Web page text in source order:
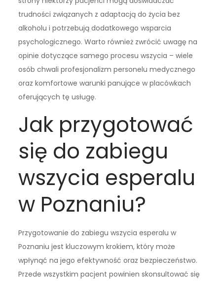
trudności związanych z adaptacją do życia bez
alkoholu i potrzebują dodatkowego wsparcia
psychologicznego. Warto również zwrócić uwagę na
opinie dotyczące samego procesu wszycia – wiele
osób chwali profesjonalizm personelu medycznego
oraz komfortowe warunki panujące w placówkach
oferujących tę usługę.
Jak przygotować
się do zabiegu
wszycia esperalu
w Poznaniu?
Przygotowanie do zabiegu wszycia esperalu w
Poznaniu jest kluczowym krokiem, który może
wpłynąć na jego efektywność oraz bezpieczeństwo.
Przede wszystkim pacjent powinien skonsultować się